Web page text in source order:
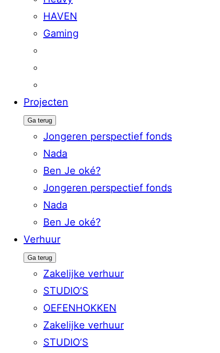
HAVEN
Gaming
Projecten
Ga terug
Jongeren perspectief fonds
Nada
Ben Je oké?
Jongeren perspectief fonds
Nada
Ben Je oké?
Verhuur
Ga terug
Zakelijke verhuur
STUDIO’S
OEFENHOKKEN
Zakelijke verhuur
STUDIO’S